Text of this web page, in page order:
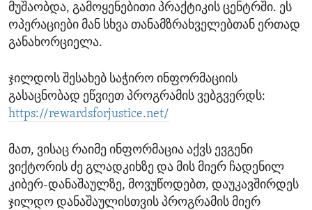
მუშაობდა, გამოყენებითი პრაქტიკის ცენტრში. ეს
ოპერაციები მან სხვა თანამზრახველებთან ერთად
განახორციელა.
ჯილდოს შესახებ საჭირო ინფორმაციის
გასაცნობად ეწვიეთ პროგრამის ვებგვერდს:
https://rewardsforjustice.net/
მათ, ვისაც რაიმე ინფორმაცია აქვს ევგენი
ვიქტორის ძე გლადკიხზე და მის მიერ ჩადენილ
კიბერ-დანაშაულზე, მოვუწოდებთ, დაუკავშირდეს
ჯილდო დანაშაულისთვის პროგრამის მიერ